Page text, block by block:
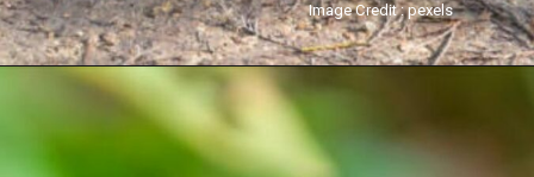
Image Credit : pexels